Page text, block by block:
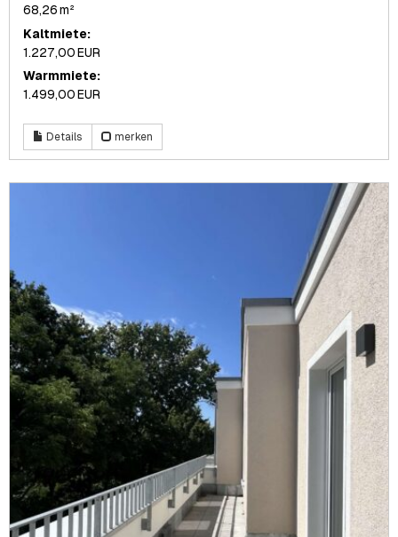
68,26 m²
Kaltmiete:
1.227,00 EUR
Warmmiete:
1.499,00 EUR
Details merken